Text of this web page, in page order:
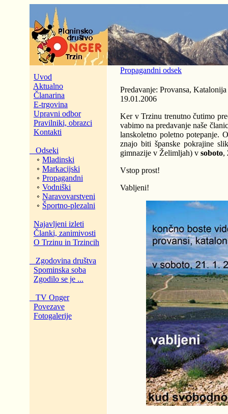
Uvod
Aktualno
Članarina
E-trgovina
Upravni odbor
Pravilniki, obrazci
Kontakti
Odseki
Mladinski
Markacijski
Propagandni
Vodniški
Naravovarstveni
Športno-plezalni
Najavljeni izleti
Članki, zanimivosti
O Trzinu in Trzincih
Zgodovina društva
Spominska soba
Zgodilo se je ...
TV Onger
Povezave
Fotogalerije
Propagandni odsek
Predavanje: Provansa,
19.01.2006
Ker v Trzinu trenutno čutimo
vabimo na predavanje naše
lanskoletno poletno potepanje.
znajo biti španske pokrajine
gimnazije v Želimljah) v soboto,
Vstop prost!
Vabljeni!